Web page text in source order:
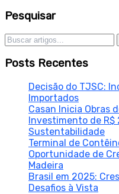
Sidebar
Pesquisar
Pesquisar por:
Posts Recentes
Decisão do TJSC:
Importados
Casan Inicia Obras
Investimento de R$
Sustentabilidade
Terminal de
Oportunidade de
Madeira
Brasil em 2025:
Desafios à Vista